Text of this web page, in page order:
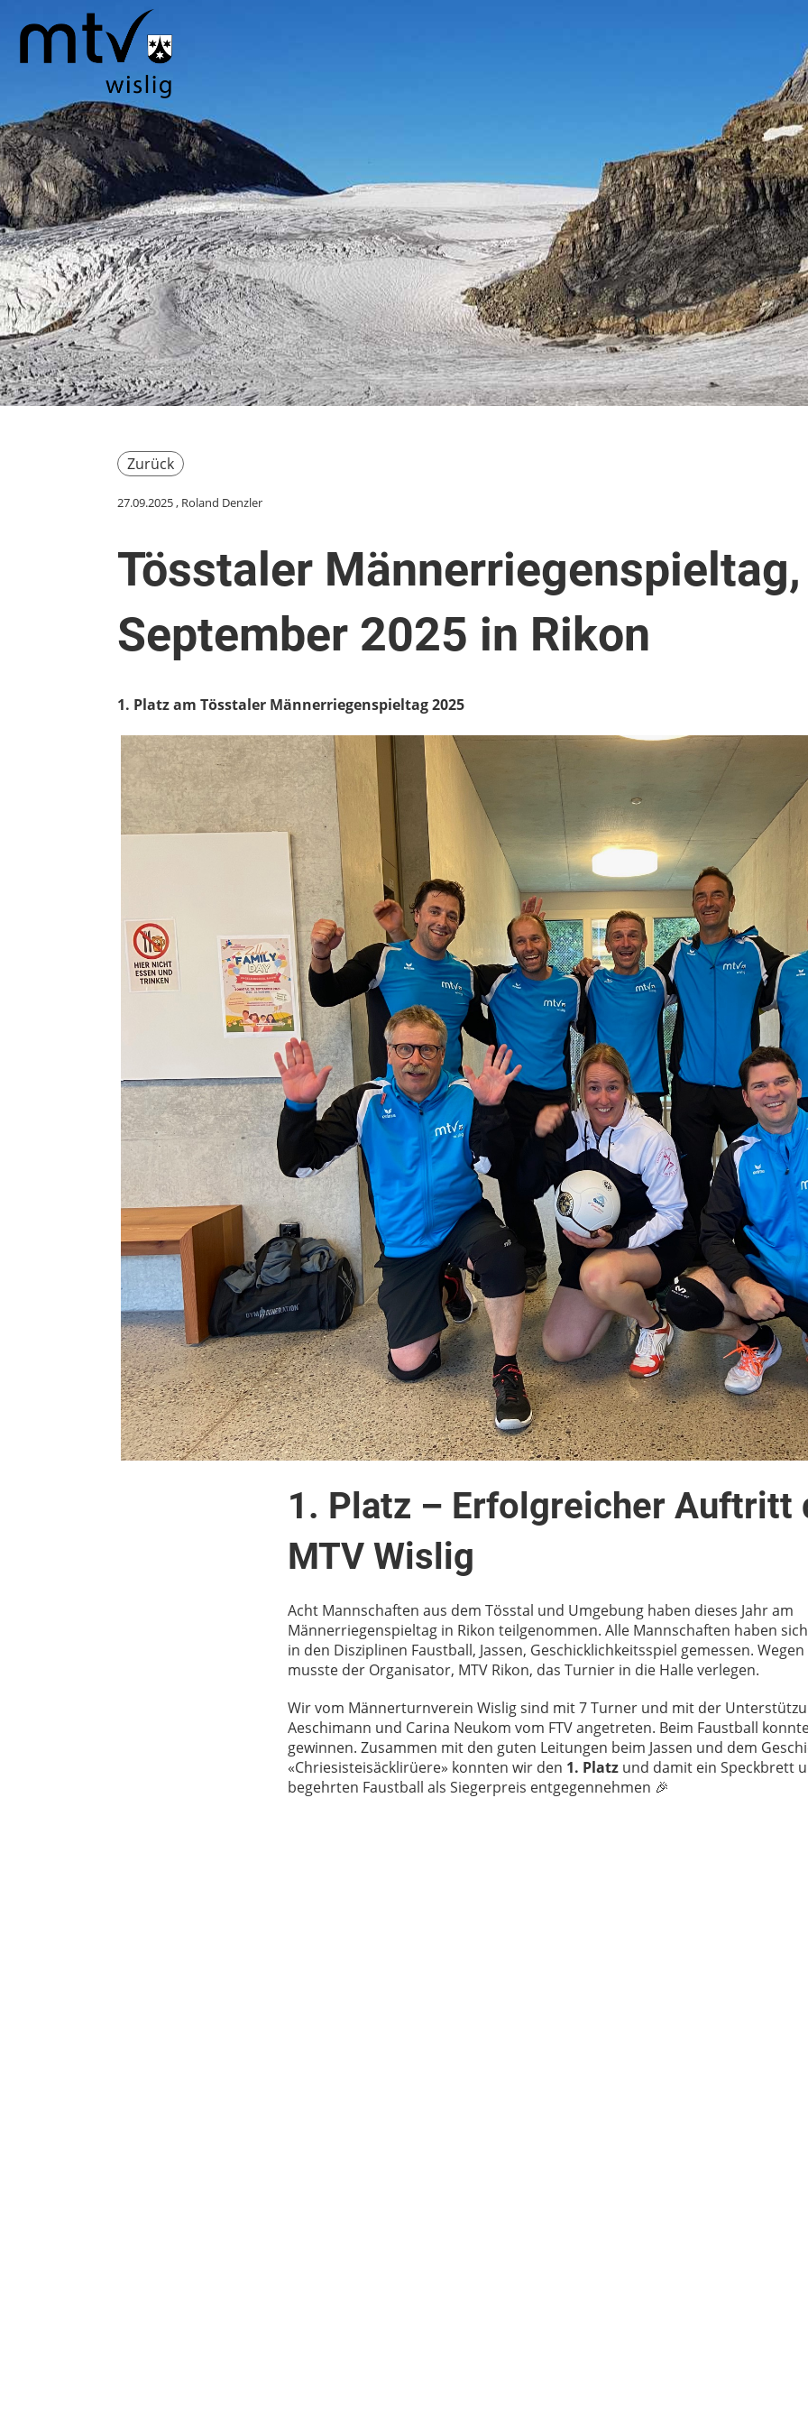
Zurück
27.09.2025, Roland Denzler
Tösstaler
September 2025 in Rikon
1. Platz am Tösstaler Männerriegenspieltag 2025
1. Platz – Erfolgreicher Auftritt
MTV Wislig
Acht Mannschaften aus dem Tösstal und Umgebung haben dieses Jahr am
Männerriegenspieltag in Rikon teilgenommen. Alle Mannschaften haben
in den Disziplinen Faustball, Jassen, Geschicklichkeitsspiel gemessen.
musste der Organisator, MTV Rikon, das Turnier in die Halle verlegen.
Wir vom Männerturnverein Wislig sind mit 7 Turner und mit der
Aeschimann und Carina Neukom vom FTV angetreten. Beim Faustball
gewinnen. Zusammen mit den guten Leitungen beim Jassen und dem
«Chriesisteisäcklirüere» konnten wir den 1. Platz und damit ein Speckbrett
begehrten Faustball als Siegerpreis entgegennehmen 🎉